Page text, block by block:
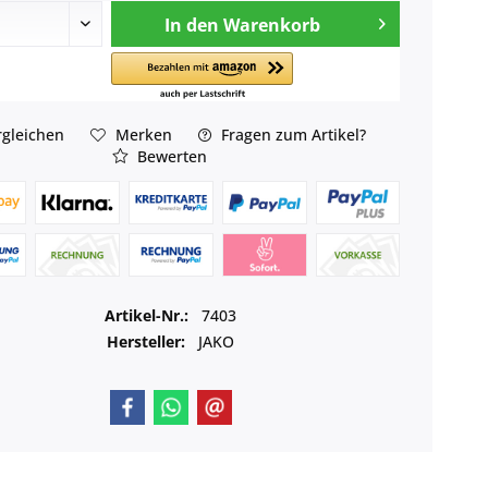
In den Warenkorb
Merken
Fragen zum Artikel?
Bewerten
Artikel-Nr.:
7403
Hersteller:
JAKO